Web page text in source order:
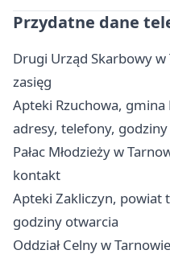
Przydatne dane
Drugi Urząd Skarbowy
zasięg
Apteki Rzuchowa,
adresy, telefony,
Pałac Młodzieży w
kontakt
Apteki Zakliczyn, powiat
godziny otwarcia
Oddział Celny w